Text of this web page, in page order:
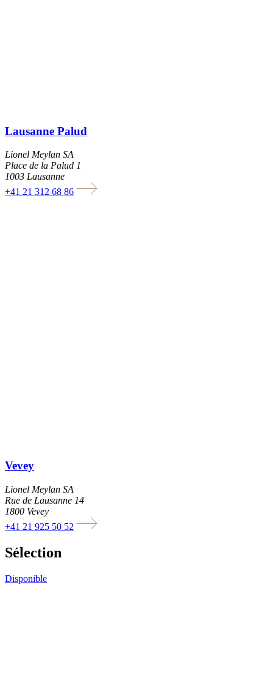
Lausanne Palud
Lionel Meylan SA
Place de la Palud 1
1003 Lausanne
+41 21 312 68 86
Vevey
Lionel Meylan SA
Rue de Lausanne 14
1800 Vevey
+41 21 925 50 52
Sélection
Disponible